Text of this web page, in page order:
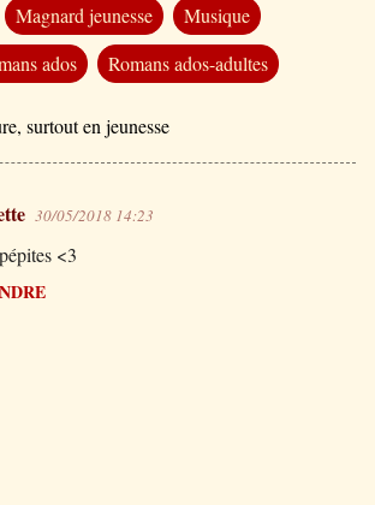
Magnard jeunesse
Musique
ados
Romans ados-adultes
surtout en jeunesse
30/05/2018 14:23
<3